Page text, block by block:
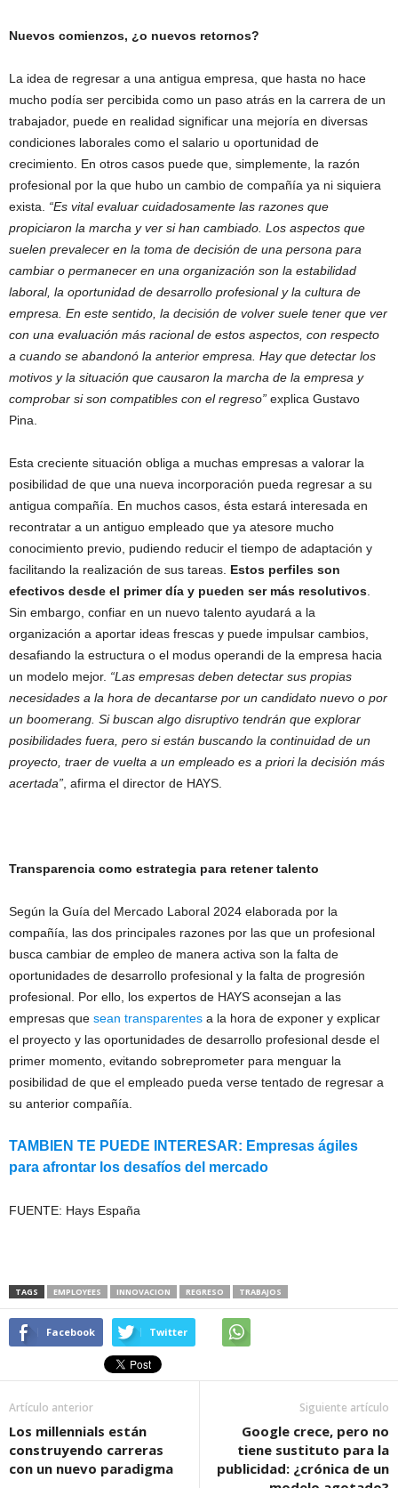
Nuevos comienzos, ¿o nuevos retornos?
La idea de regresar a una antigua empresa, que hasta no hace
mucho podía ser percibida como un paso atrás en la carrera de un
trabajador, puede en realidad significar una mejoría en diversas
condiciones laborales como el salario u oportunidad de
crecimiento. En otros casos puede que, simplemente, la razón
profesional por la que hubo un cambio de compañía ya ni siquiera
exista. “Es vital evaluar cuidadosamente las razones que
propiciaron la marcha y ver si han cambiado. Los aspectos que
suelen prevalecer en la toma de decisión de una persona para
cambiar o permanecer en una organización son la estabilidad
laboral, la oportunidad de desarrollo profesional y la cultura de
empresa. En este sentido, la decisión de volver suele tener que ver
con una evaluación más racional de estos aspectos, con respecto
a cuando se abandonó la anterior empresa. Hay que detectar los
motivos y la situación que causaron la marcha de la empresa y
comprobar si son compatibles con el regreso” explica Gustavo
Pina.
Esta creciente situación obliga a muchas empresas a valorar la
posibilidad de que una nueva incorporación pueda regresar a su
antigua compañía. En muchos casos, ésta estará interesada en
recontratar a un antiguo empleado que ya atesore mucho
conocimiento previo, pudiendo reducir el tiempo de adaptación y
facilitando la realización de sus tareas. Estos perfiles son
efectivos desde el primer día y pueden ser más resolutivos
Sin embargo, confiar en un nuevo talento ayudará a la
organización a aportar ideas frescas y puede impulsar cambios,
desafiando la estructura o el modus operandi de la empresa hacia
un modelo mejor. “Las empresas deben detectar sus propias
necesidades a la hora de decantarse por un candidato nuevo o por
un boomerang. Si buscan algo disruptivo tendrán que explorar
posibilidades fuera, pero si están buscando la continuidad de un
proyecto, traer de vuelta a un empleado es a priori la decisión más
acertada” , afirma el director de HAYS.
Transparencia como estrategia para retener talento
Según la Guía del Mercado Laboral 2024 elaborada por la
compañía, las dos principales razones por las que un profesional
busca cambiar de empleo de manera activa son la falta de
oportunidades de desarrollo profesional y la falta de progresión
profesional. Por ello, los expertos de HAYS aconsejan a las
empresas que sean transparentes a la hora de exponer y explicar
el proyecto y las oportunidades de desarrollo profesional desde el
primer momento, evitando sobreprometer para menguar la
posibilidad de que el empleado pueda verse tentado de regresar a
su anterior compañía.
TAMBIEN TE PUEDE INTERESAR: Empresas ágiles
para afrontar los desafíos del mercado
FUENTE: Hays España
TAGS EMPLOYEES INNOVACION REGRESO TRABAJOS
Facebook Twitter
Artículo anterior
Los millennials están
construyendo carreras
con un nuevo paradigma
Siguiente artículo
Google crece, pero no
tiene sustituto para la
publicidad: ¿crónica de un